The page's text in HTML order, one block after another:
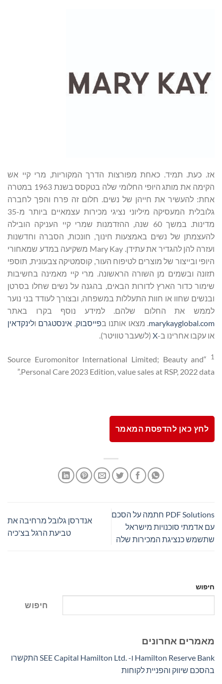
אז. כעת. תמיד. כאחת מפורצות הדרך המקוריות, מרי קיי אש
הקימה את מותג היופי החלומי שלה בטקסס בשנת 1963 במטרה
אחת: להעשיר את חייהן של נשים. חלום זה פרח והפך לחברה
גלובלית המעסיקה מיליוני נציגי מכירות עצמאיים ביותר מ-35
מדינות. במשך 60 שנה, ההזדמנות שמרי קיי העניקה הובילה
להעצמתן של נשים באמצעות חינוך, חונכות, הסברה וחדשנות
ועזרה להן להגדיר את עתידן. Mary Kay משקיעה במדע שמאחורי
היופי ובייצור של מוצרים לטיפוח העור, קוסמטיקה צבעונית, תוספי
תזונה ובשמים מן השורה הראשונה. מרי קיי מאמינה בחשיבות
שימור כדור הארץ לדורות הבאים, בהגנה על נשים שחלו בסרטן
ובנשים שחוו או חוות התעללות במשפחה, ובצורך לעודד בני נוער
לממש את החלום שלהם. למידע נוסף בקרו באתר
marykayglobal.com. מצאו אותנו בפייסבוק, אינסטגרם ולינקדאין
או עקבו אחרינו ב-X (לשעבר טוויטר).
1
“Source Euromonitor International Limited; Beauty and
Personal Care 2023 Edition, value sales at RSP, 2022 data.”
לחץ כאן להדפסת המאמר
PDF Solutions חתמה על הסכם
עם אדמתי סוכנויות מישראל
שתשמש כנציגת המכירות שלה
אנדרסן גלובל מרחיבה את
טביעת הרגל בצ'כיה
חיפוש
חיפוש
מאמרים אחרונים
Hamilton Reserve Bank ו- SEE Capital Hamilton Ltd.‎ התקשרו
בהסכם שיווק והפניית לקוחות